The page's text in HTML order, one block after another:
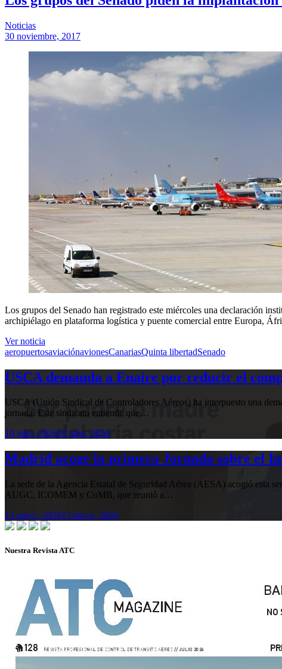
Noticias
30 noviembre, 2017
Los grupos del Senado han registrado este miércoles una declaración
archipiélago en plataforma logística y puente comercial entre Europa,
Ver noticia
aeropuertosaviaciónavionesCanariasQuinta libertadSenado
USCA demanda a Enaire por reducir el
USCA (Unión Sindical de Controladores Aéreos) ha interpuesto una
jornada. Este sindicato entiende que…
10 julio, 202610 julio, 2026
Madrid acoge la primera Jornada sobre el
La sede de la Agencia Estatal de Seguridad Aérea (AESA) acogió
AUGC, ICOMEM y CoMB, que reunió a…
13 mayo, 202613 mayo, 2026
Nuestra Revista ATC